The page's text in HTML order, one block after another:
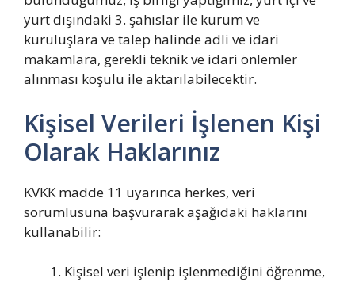
yurt dışındaki 3. şahıslar ile kurum ve
kuruluşlara ve talep halinde adli ve idari
makamlara, gerekli teknik ve idari önlemler
alınması koşulu ile aktarılabilecektir.
Kişisel Verileri İşlenen Kişi
Olarak Haklarınız
KVKK madde 11 uyarınca herkes, veri
sorumlusuna başvurarak aşağıdaki haklarını
kullanabilir:
Kişisel veri işlenip işlenmediğini öğrenme,